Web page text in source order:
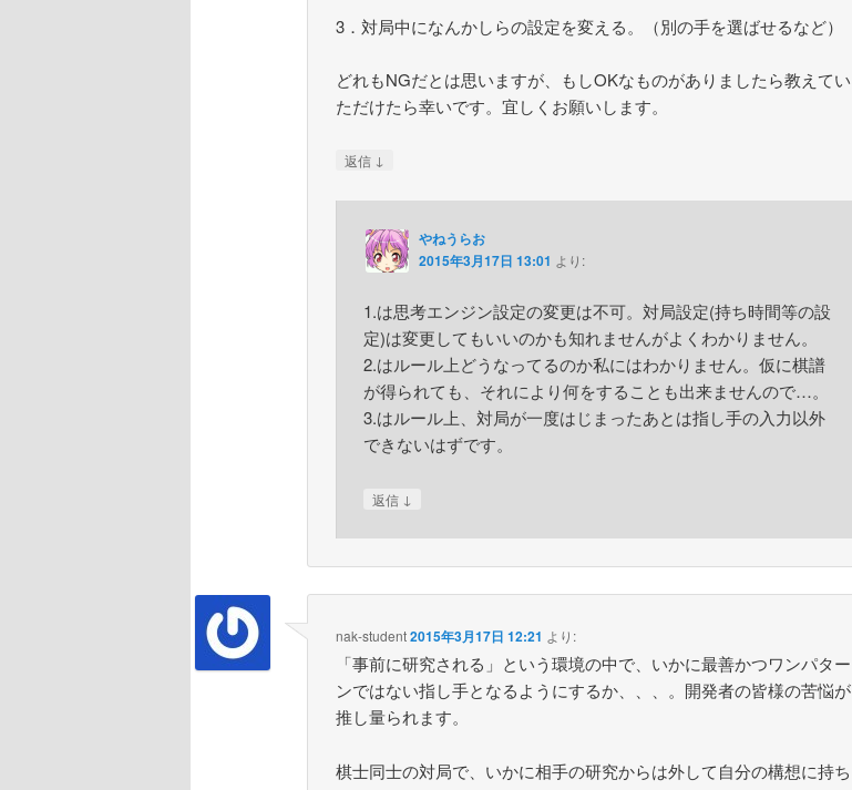
3．対局中になんかしらの設定を変える。（別の手を選ばせるなど）
どれもNGだとは思いますが、もしOKなものがありましたら教えてい
ただけたら幸いです。宜しくお願いします。
返信 ↓
やねうらお
2015年3月17日 13:01 より:
1.は思考エンジン設定の変更は不可。対局設定(持ち時間等の設
定)は変更してもいいのかも知れませんがよくわかりません。
2.はルール上どうなってるのか私にはわかりません。仮に棋譜
が得られても、それにより何をすることも出来ませんので…。
3.はルール上、対局が一度はじまったあとは指し手の入力以外
できないはずです。
返信 ↓
nak-student 2015年3月17日 12:21 より:
「事前に研究される」という環境の中で、いかに最善かつワンパター
ンではない指し手となるようにするか、、、。開発者の皆様の苦悩が
推し量られます。
棋士同士の対局で、いかに相手の研究からは外して自分の構想に持ち